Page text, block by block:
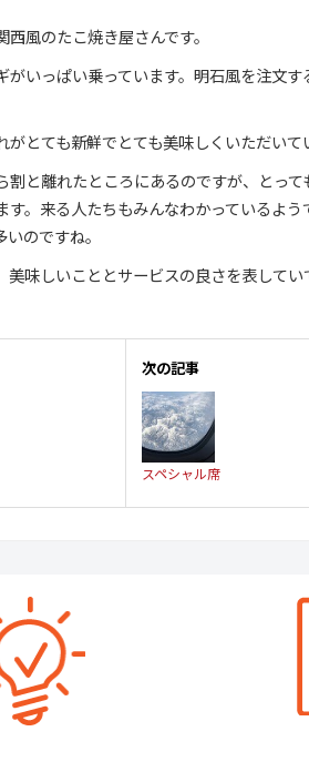
風のたこ焼き屋さんです。
がいっぱい乗っています。明石風を注文
とても新鮮でとても美味しくいただいて
割と離れたところにあるのですが、とっ
す。来る人たちもみんなわかっているよ
のですね。
美味しいこととサービスの良さを表して
次の記事
スペシャル席